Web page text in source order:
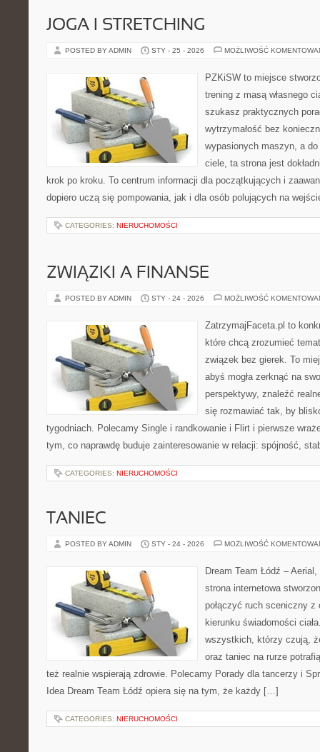
JOGA I STRETCHING
POSTED BY ADMIN STY - 25 - 2026 MOŻLIWOŚĆ
PZKiSW to miejsce
trening z masą własnego
szukasz praktycznych
wytrzymałość bez
wypasionych maszyn, a
ciele, ta strona jest
krok po kroku. To centrum informacji dla początkujących i
dopiero uczą się pompowania, jak i dla osób polujących na
CATEGORIES: NIERUCHOMOŚCI
ZWIĄZKI A FINANSE
POSTED BY ADMIN STY - 24 - 2026 MOŻLIWOŚĆ
ZatrzymajFaceta.pl to
które chcą zrozumieć
związek bez gierek. To
abyś mogła zerknąć na
perspektywy, znaleźć
się rozmawiać tak, by
tygodniach. Polecamy Single i randkowanie i Flirt i pierwsze
tym, co naprawdę buduje zainteresowanie w relacji: spójność,
CATEGORIES: NIERUCHOMOŚCI
TANIEC
POSTED BY ADMIN STY - 24 - 2026 MOŻLIWOŚĆ
Dream Team Łódź –
strona internetowa
połączyć ruch sceniczny
kierunku świadomości
wszystkich, którzy czują,
oraz taniec na rurze
też realnie wspierają zdrowie. Polecamy Porady dla tancerzy i
Idea Dream Team Łódź opiera się na tym, że każdy […]
CATEGORIES: NIERUCHOMOŚCI